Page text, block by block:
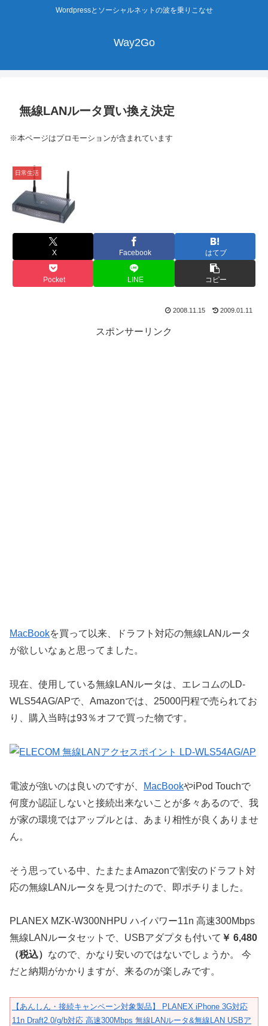
Wordpressとソーシャルネットの波を乗りこなせ
Way2Go
無線LANルータ買い換え決定
※本ページはプロモーションが含まれています
日常生活
X Facebook はてブ
Pocket LINE コピー
2008.11.15 2009.01.11
スポンサーリンク
MacBookを買って以来、ドラフト対応の無線LANルータ
が欲しいなぁと思ってました。
現在、使用している無線LANルータは、エレコムのLD-
WLS54AG/APで、Amazonでは、25000円程で売られてお
り、購入当時は93％オフで買った物です。
電波が強いのは良いのですが、 MacBookやiPod Touchで
何度か認証しないと接続出来ないことが多々あるので、我
が家の環境ではアップルとは、あまり相性が良くありませ
ん。
そう思っている中、たまたまAmazonで割安のドラフト対
応の無線LANルータを見つけたので、即ポチりました。
PLANEX MZK-W300NHPU ハイパワー11n 高速300Mbps
無線LANルータセットで、USBアダプタも付いて ￥ 6,480
（税込） なので、かなり安いのではないでしょうか。 今
だと納期がかかりますが、来るのが楽しみです。
【あんしん・接続キャンペーン対象製品】 PLANEX iPhone 3G対応
11n Draft2.0/g/b対応 高速300Mbps 無線LANルータ&無線LAN USBア